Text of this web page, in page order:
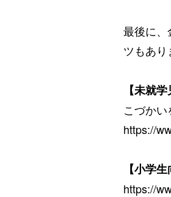
最後に、
ツもあり
【未就
こづか
https://
【小学生
https://